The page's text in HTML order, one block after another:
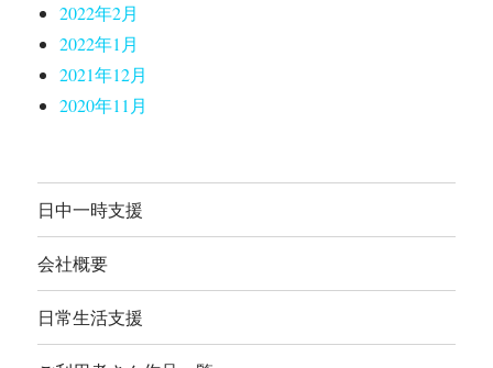
2022年2月
2022年1月
2021年12月
2020年11月
日中一時支援
会社概要
日常生活支援